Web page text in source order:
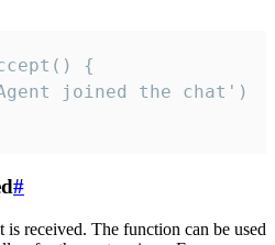
{
#
is received. The function can be used